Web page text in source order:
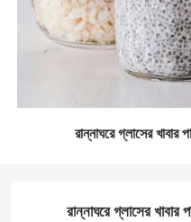
রান্নাঘরে গ্লাসের খাবার
রান্নাঘরে গ্লাসের খাবার